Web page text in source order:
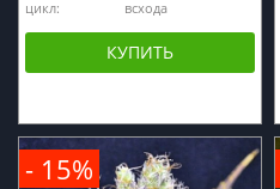
цикл:
всхода
КУПИТЬ
- 15%